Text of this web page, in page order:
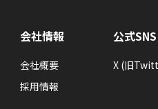
会社情報
会社概要
採用情報
公式SNS
X (旧